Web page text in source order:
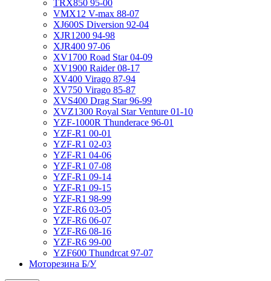
TRX850 95-00
VMX12 V-max 88-07
XJ600S Diversion 92-04
XJR1200 94-98
XJR400 97-06
XV1700 Road Star 04-09
XV1900 Raider 08-17
XV400 Virago 87-94
XV750 Virago 85-87
XVS400 Drag Star 96-99
XVZ1300 Royal Star Venture 01-10
YZF-1000R Thunderace 96-01
YZF-R1 00-01
YZF-R1 02-03
YZF-R1 04-06
YZF-R1 07-08
YZF-R1 09-14
YZF-R1 09-15
YZF-R1 98-99
YZF-R6 03-05
YZF-R6 06-07
YZF-R6 08-16
YZF-R6 99-00
YZF600 Thundrcat 97-07
Моторезина Б/У